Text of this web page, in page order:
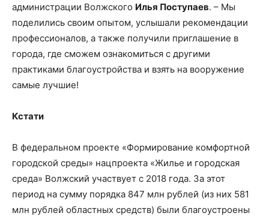
администрации Волжского Илья Поступаев. – Мы
поделились своим опытом, услышали рекомендации
профессионалов, а также получили приглашение в
города, где сможем ознакомиться с другими
практиками благоустройства и взять на вооружение
самые лучшие!
Кстати
В федеральном проекте «Формирование комфортной
городской среды» нацпроекта «Жилье и городская
среда» Волжский участвует с 2018 года. За этот
период на сумму порядка 847 млн рублей (из них 581
млн рублей областных средств) были благоустроены